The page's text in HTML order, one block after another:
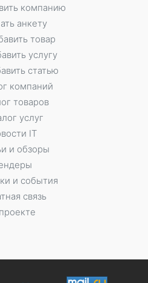
компанию
анкету
товар
услугу
статью
компаний
товаров
услуг
IT
и обзоры
и события
связь